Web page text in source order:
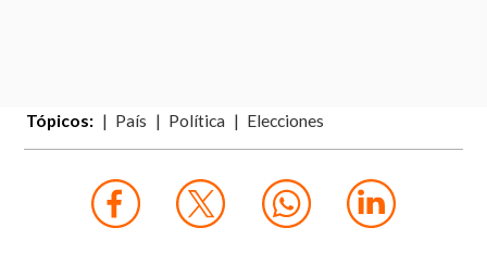
Tópicos: País Política Elecciones